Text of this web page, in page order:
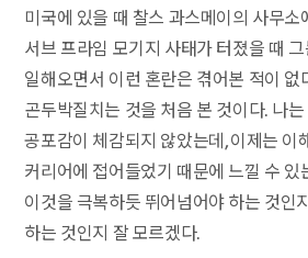
미국에 있을 때 찰스 과스메이의 사무
서브 프라임 모기지 사태가 터졌을 때
일해오면서 이런 혼란은 겪어본 적이 없
곤두박질치는 것을 처음 본 것이다. 나
공포감이 체감되지 않았는데, 이제는 이
커리어에 접어들었기 때문에 느낄 수 있
이것을 극복하듯 뛰어넘어야 하는 것인
하는 것인지 잘 모르겠다.